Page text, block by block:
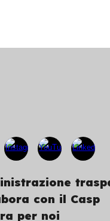
con il Casp
per noi